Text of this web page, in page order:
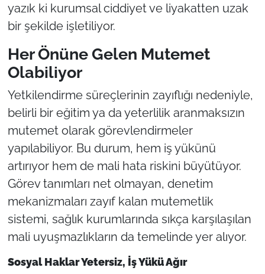
yazık ki kurumsal ciddiyet ve liyakatten uzak
bir şekilde işletiliyor.
Her Önüne Gelen Mutemet
Olabiliyor
Yetkilendirme süreçlerinin zayıflığı nedeniyle,
belirli bir eğitim ya da yeterlilik aranmaksızın
mutemet olarak görevlendirmeler
yapılabiliyor. Bu durum, hem iş yükünü
artırıyor hem de mali hata riskini büyütüyor.
Görev tanımları net olmayan, denetim
mekanizmaları zayıf kalan mutemetlik
sistemi, sağlık kurumlarında sıkça karşılaşılan
mali uyuşmazlıkların da temelinde yer alıyor.
Sosyal Haklar Yetersiz, İş Yükü Ağır